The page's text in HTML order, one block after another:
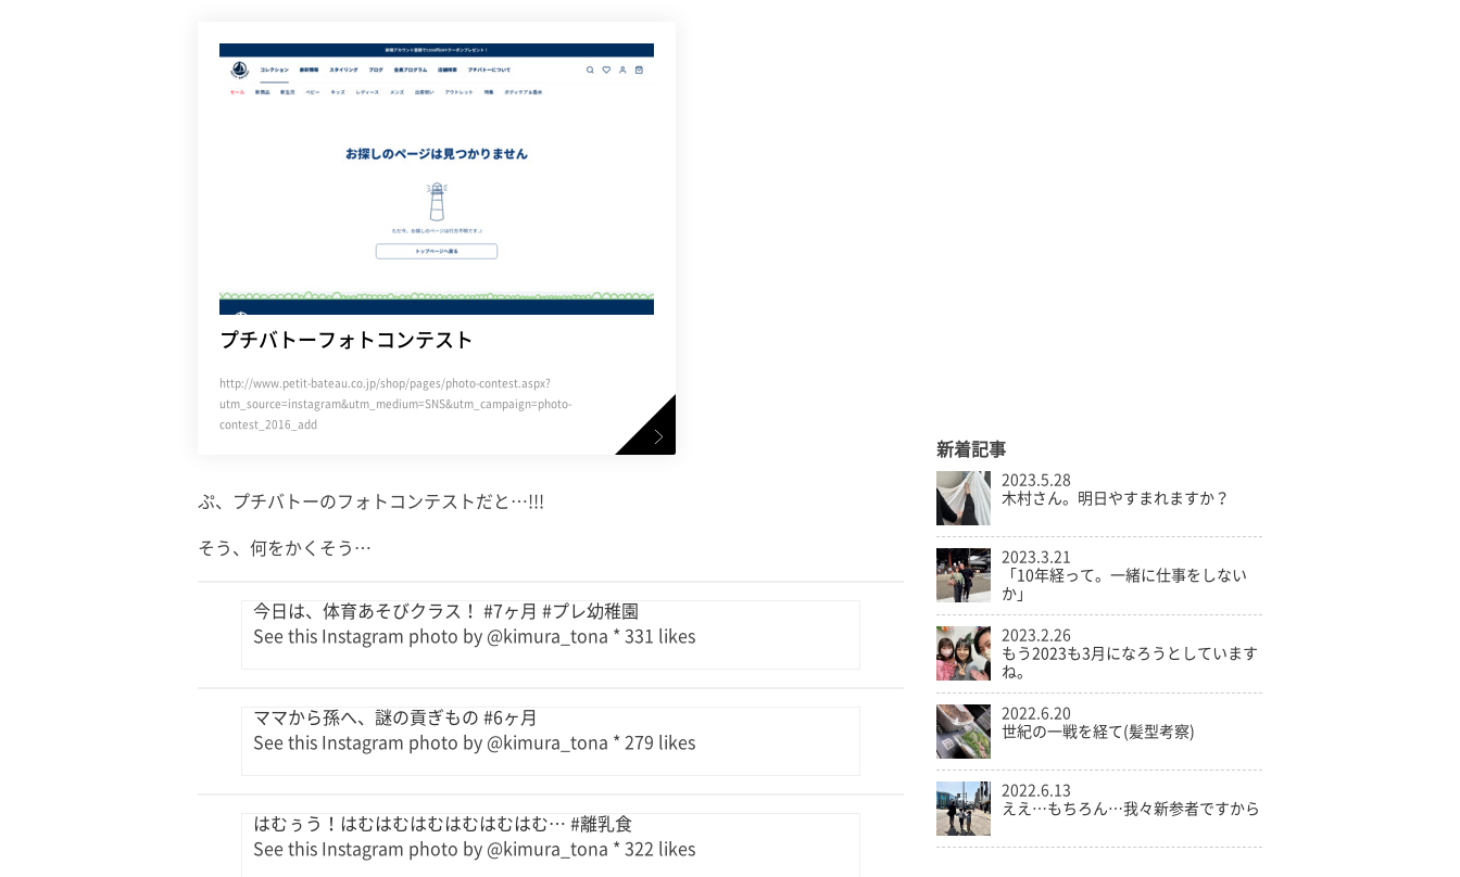
プチバトーフォトコンテスト
http://www.petit-bateau.co.jp/shop/pages/photo-contest.aspx?
utm_source=instagram&utm_medium=SNS&utm_campaign=photo-
contest_2016_add
ぷ、プチバトーのフォトコンテストだと…!!!
そう、何をかくそう…
今日は、体育あそびクラス！ #7ヶ月 #プレ幼稚園
See this Instagram photo by @kimura_tona * 331 likes
ママから孫へ、謎の貢ぎもの #6ヶ月
See this Instagram photo by @kimura_tona * 279 likes
はむぅう！はむはむはむはむはむはむ… #離乳食
See this Instagram photo by @kimura_tona * 322 likes
新着記事
2023.5.28
木村さん。明日やすまれますか？
2023.3.21
「10年経って。一緒に仕事をしない
か」
2023.2.26
もう2023も3月になろうとしています
ね。
2022.6.20
世紀の一戦を経て(髪型考察)
2022.6.13
ええ…もちろん…我々新参者ですから